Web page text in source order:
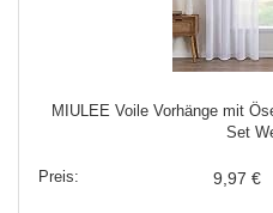
MIULEE Voile Vorhänge mit
Set
9,97 €